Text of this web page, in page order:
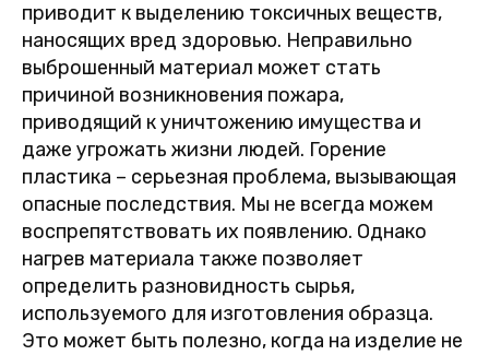
приводит к выделению токсичных веществ,
наносящих вред здоровью. Неправильно
выброшенный материал может стать
причиной возникновения пожара,
приводящий к уничтожению имущества и
даже угрожать жизни людей. Горение
пластика – серьезная проблема, вызывающая
опасные последствия. Мы не всегда можем
воспрепятствовать их появлению. Однако
нагрев материала также позволяет
определить разновидность сырья,
используемого для изготовления образца.
Это может быть полезно, когда на изделие не